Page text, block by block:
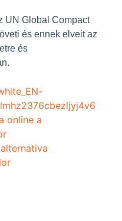
UN Global Compact
és ennek elveit az
és